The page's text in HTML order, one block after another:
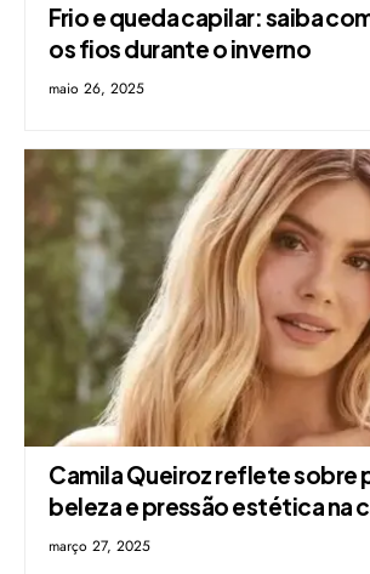
Frio e queda capilar: saiba
os fios durante o inverno
maio 26, 2025
Camila Queiroz reflete sobre
beleza e pressão estética na
março 27, 2025